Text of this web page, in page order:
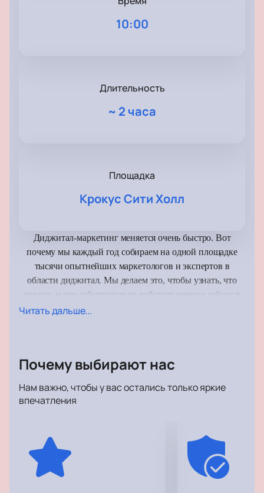
10:00
Длительность
~ 2 часа
Площадка
Крокус Сити Холл
Диджитал-маркетинг меняется очень быстро. Вот
почему мы каждый год собираем на одной площадке
тысячи опытнейших маркетологов и экспертов в
области диджитал. Мы делаем это, чтобы узнать, что
нового, и что действительно работает именно сейчас в
диджитал-маркетинге. Если вы профессионал в
На форуме вас ждет только насыщенный прикладной
не только для каждого маркетолога, но и для всех, кто
ТРАФИК -
Создавайте эффективные маркетинговые
Читать дальше...
Почему выбирают нас
Нам важно, чтобы у вас остались только яркие
впечатления